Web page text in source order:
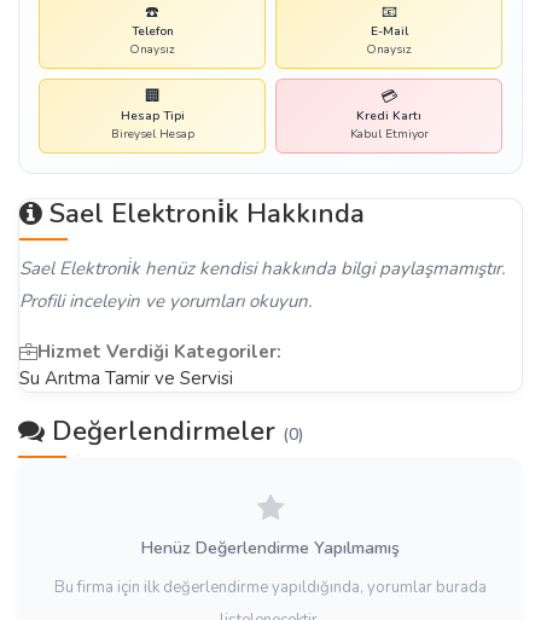
☎️
Telefon
Onaysız
📧
E-Mail
Onaysız
🏢
Hesap Tipi
Bireysel Hesap
💳
Kredi Kartı
Kabul Etmiyor
Sael Elektroni̇k Hakkında
Sael Elektroni̇k henüz kendisi hakkında bilgi paylaşmamıştır.
Profili inceleyin ve yorumları okuyun.
Hizmet Verdiği Kategoriler:
Su Arıtma Tamir ve Servisi
Değerlendirmeler (0)
Henüz Değerlendirme Yapılmamış
Bu firma için ilk değerlendirme yapıldığında, yorumlar burada